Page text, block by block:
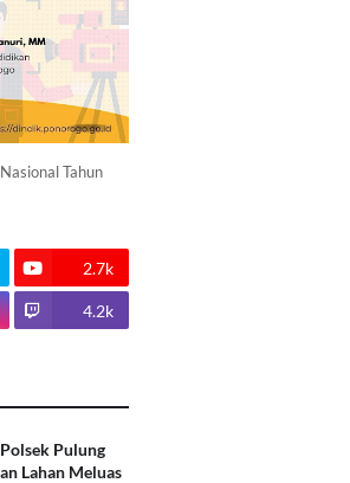
Tahun
2.7k
4.2k
Pulung
Lahan Meluas